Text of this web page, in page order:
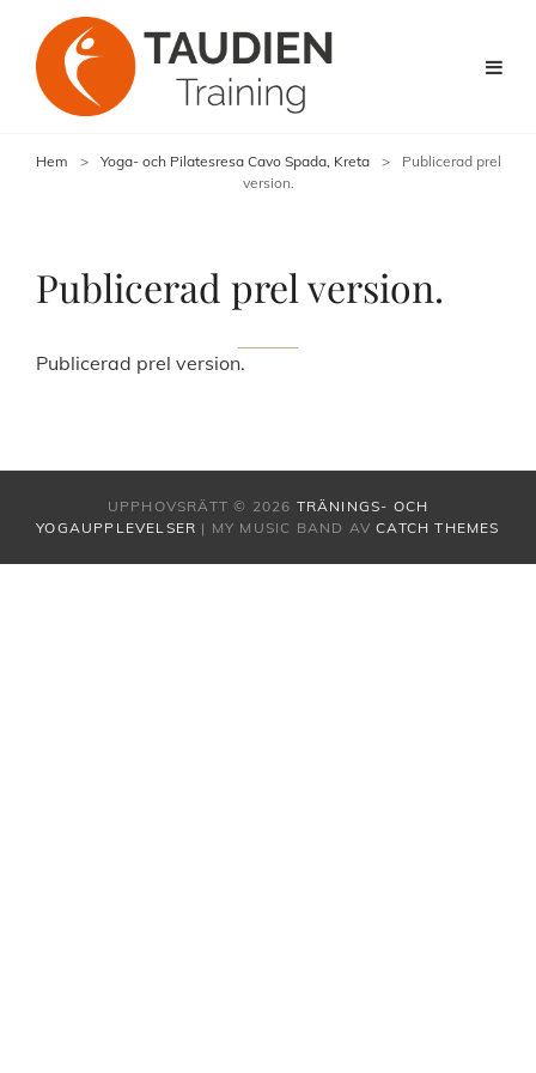
Hem > Yoga- och Pilatesresa Cavo Spada, Kreta >
Publicerad prel
version.
Publicerad prel version.
Publicerad prel version.
UPPHOVSRÄTT © 2026 TRÄNINGS- OCH
YOGAUPPLEVELSER | MY MUSIC BAND AVCATCH THEMES